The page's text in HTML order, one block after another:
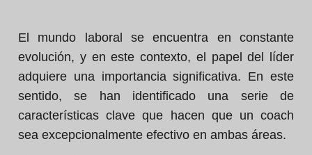
El mundo laboral se encuentra en constante
evolución, y en este contexto, el papel del líder
adquiere una importancia significativa. En este
sentido, se han identificado una serie de
características clave que hacen que un coach
sea excepcionalmente efectivo en ambas áreas.